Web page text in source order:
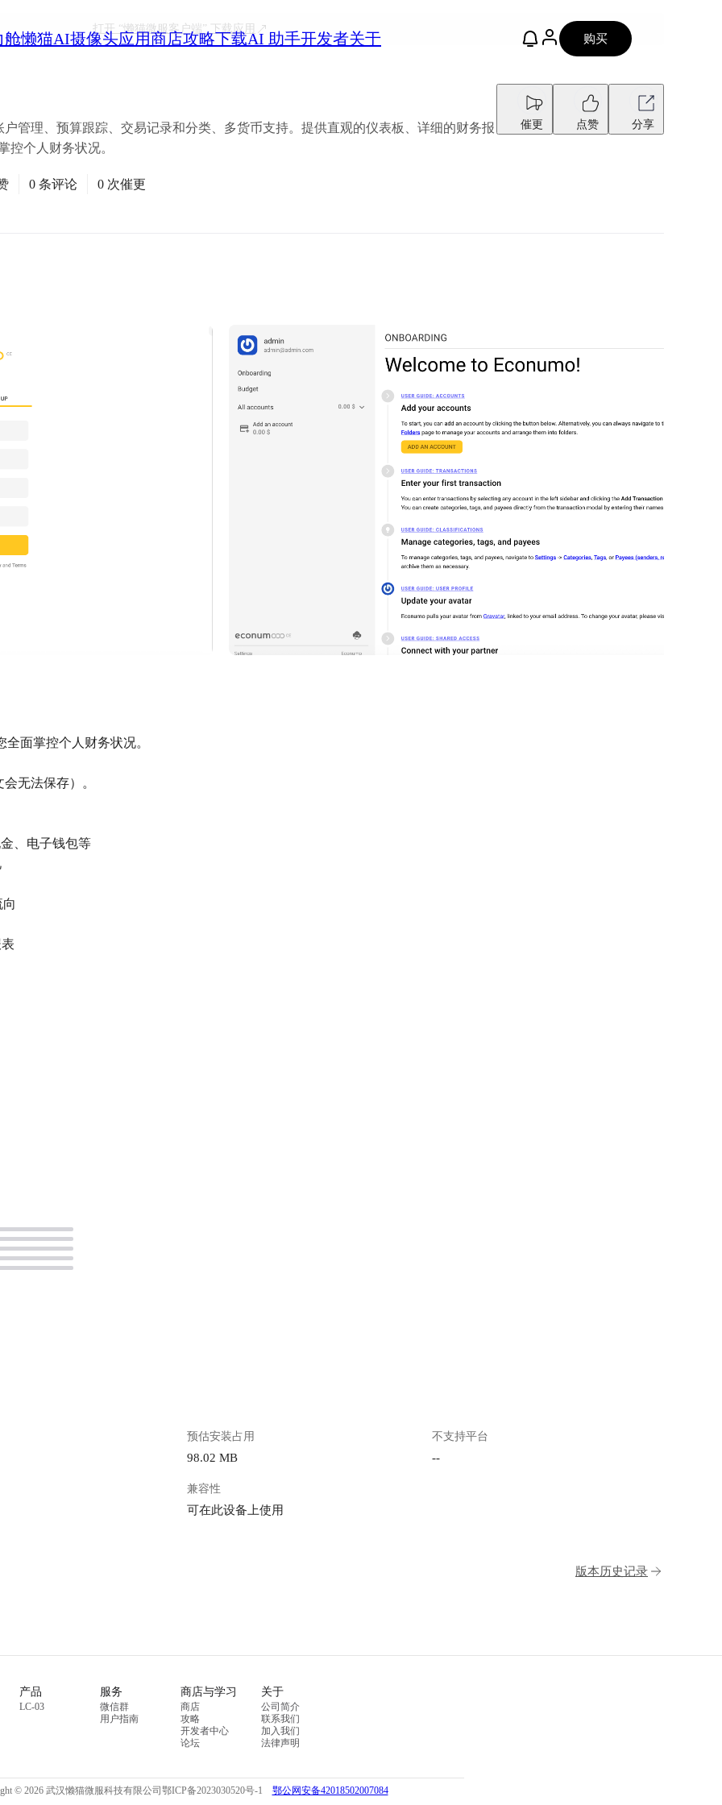
舱懒猫AI摄像头应用商店攻略下载AI 助手开发者关于 购买
打开 “懒猫微服客户端”下载应用
管理、预算跟踪、交易记录和分类、多货币支持。提供直观的仪表板、详细的财务报
控个人财务状况。
催更 点赞 分享
0 条评论 0 次催更
面掌控个人财务状况。
无法保存）。
、电子钱包等
预估安装占用
98.02 MB
不支持平台
--
兼容性
可在此设备上使用
版本历史记录
产品
LC-03
服务
微信群
用户指南
商店与学习
商店
攻略
开发者中心
论坛
关于
公司简介
联系我们
加入我们
法律声明
© 2026 武汉懒猫微服科技有限公司 鄂ICP备2023030520号-1 鄂公网安备42018502007084